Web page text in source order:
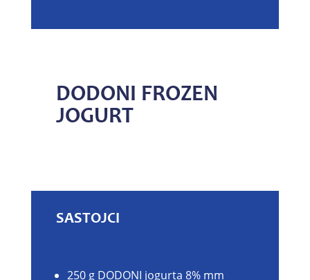
DODONI FROZEN
JOGURT
SASTOJCI
250 g DODONI jogurta 8% mm